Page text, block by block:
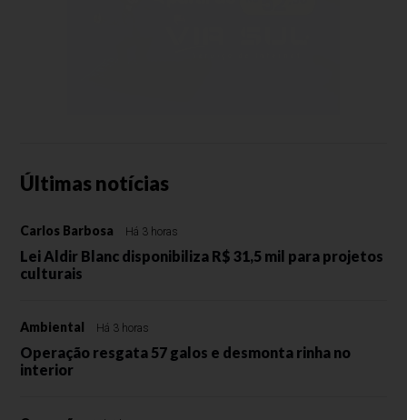
Últimas notícias
Carlos Barbosa Há 3 horas
Lei Aldir Blanc disponibiliza R$ 31,5 mil para projetos
culturais
Ambiental Há 3 horas
Operação resgata 57 galos e desmonta rinha no
interior